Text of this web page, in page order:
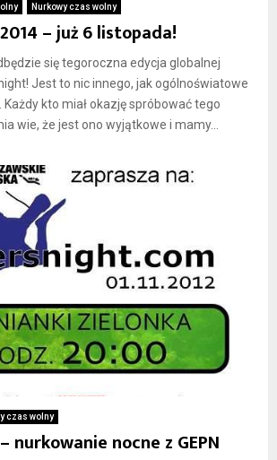
Nurkowy czas wolny
– już 6 listopada!
się tegoroczna edycja globalnej
Jest to nic innego, jak ogólnoświatowe
kto miał okazję spróbować tego
wie, że jest ono wyjątkowe i mamy...
czas wolny
nurkowanie nocne z GEPN